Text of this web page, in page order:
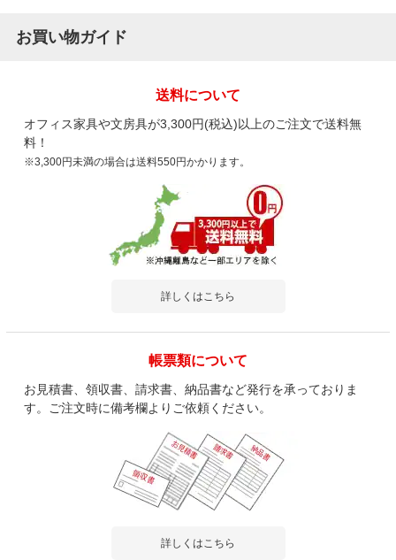
組み立てやすく、大きさもちょうどよかったです。
すべてのお客様のコメント見る
Natural Signature MAME ローテーブル 天然
木 リビングテーブル ナチュラル
4.5
レビュー数2件
平均評価 4.5
購入確認済み
良い
お買い物ガイド
送料について
オフィス家具や文房具が3,300円(税込)以上のご注文で送料無
料！
※3,300円未満の場合は送料550円かかります。
詳しくはこちら
帳票類について
お見積書、領収書、請求書、納品書など発行を承っておりま
す。ご注文時に備考欄よりご依頼ください。
詳しくはこちら